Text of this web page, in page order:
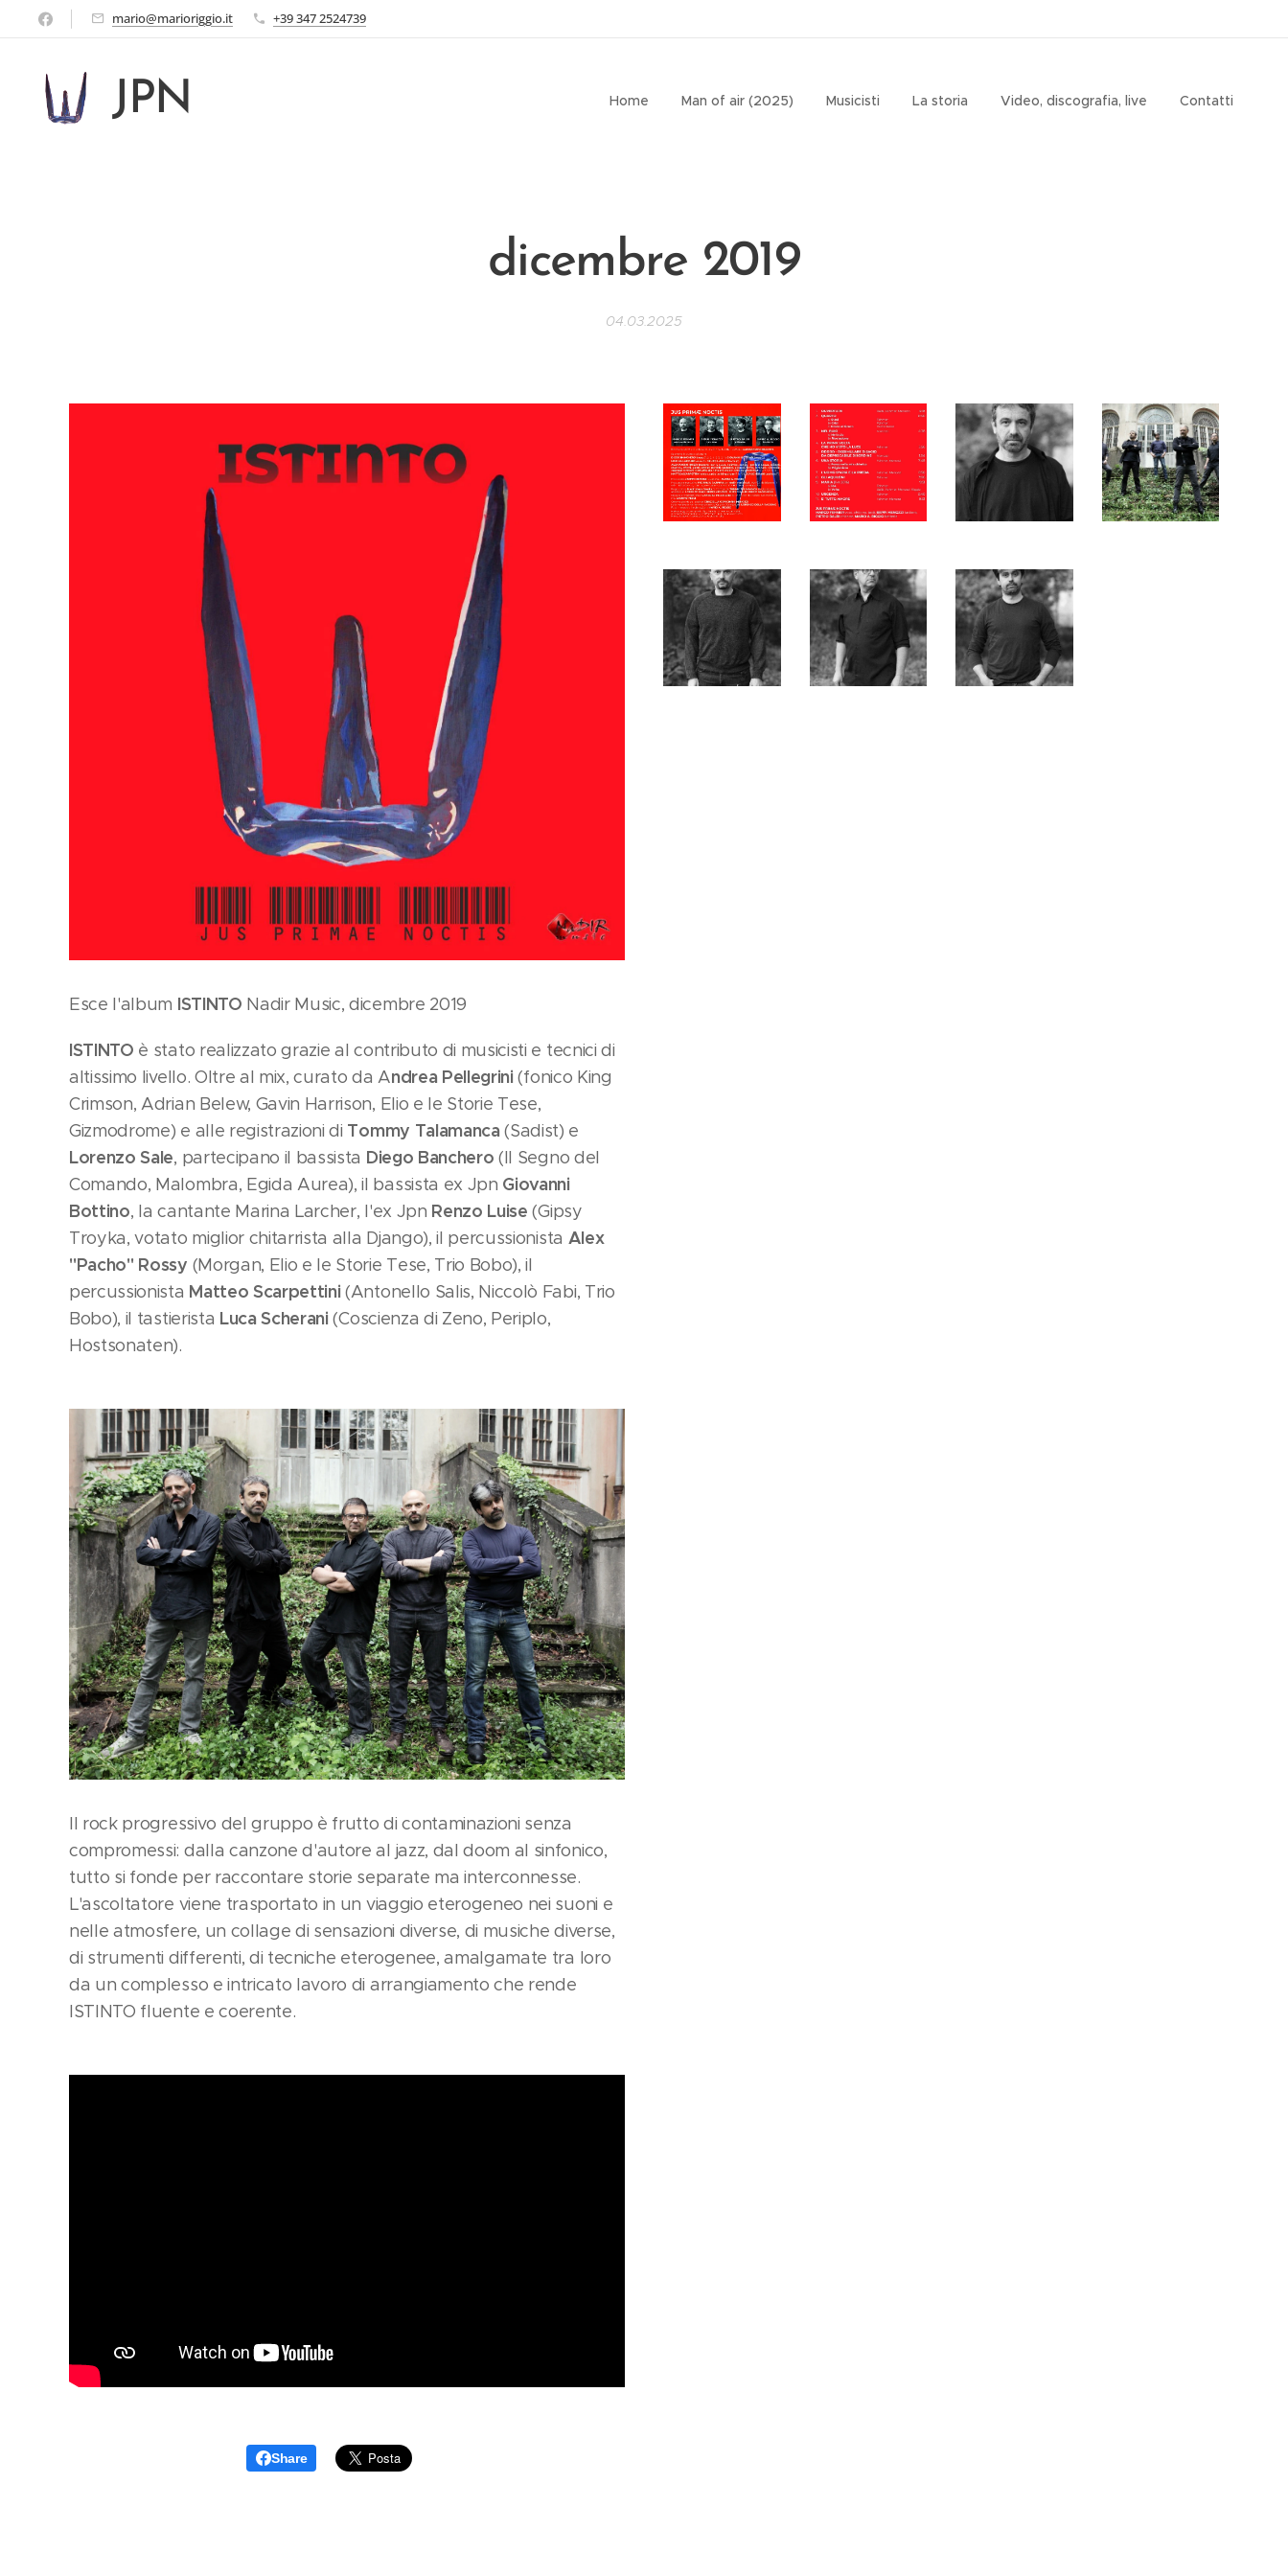
mario@marioriggio.it +39 347 2524739
JPN Home Man of air (2025) Musicisti La storia Video, discografia, live Contatti
dicembre 2019
04.03.2025
Esce l'album ISTINTO Nadir Music, dicembre 2019
ISTINTO è stato realizzato grazie al contributo di musicisti e tecnici di
altissimo livello. Oltre al mix, curato da Andrea Pellegrini(fonico King
Crimson, Adrian Belew, Gavin Harrison, Elio e le Storie Tese,
Gizmodrome) e alle registrazioni di Tommy Talamanca(Sadist) e
Lorenzo Sale, partecipano il bassista Diego Banchero (Il Segno del
Comando, Malombra, Egida Aurea), il bassista ex Jpn Giovanni
Bottino, la cantante Marina Larcher, l'ex Jpn Renzo Luise (Gipsy
Troyka, votato miglior chitarrista alla Django), il percussionista Alex
"Pacho" Rossy (Morgan, Elio e le Storie Tese, Trio Bobo), il
percussionista Matteo Scarpettini(Antonello Salis, Niccolò Fabi, Trio
Bobo), il tastierista Luca Scherani(Coscienza di Zeno, Periplo,
Hostsonaten).
Il rock progressivo del gruppo è frutto di contaminazioni senza
compromessi: dalla canzone d'autore al jazz, dal doom al sinfonico,
tutto si fonde per raccontare storie separate ma interconnesse.
L'ascoltatore viene trasportato in un viaggio eterogeneo nei suoni e
nelle atmosfere, un collage di sensazioni diverse, di musiche diverse,
di strumenti differenti, di tecniche eterogenee, amalgamate tra loro
da un complesso e intricato lavoro di arrangiamento che rende
ISTINTO fluente e coerente.
Share